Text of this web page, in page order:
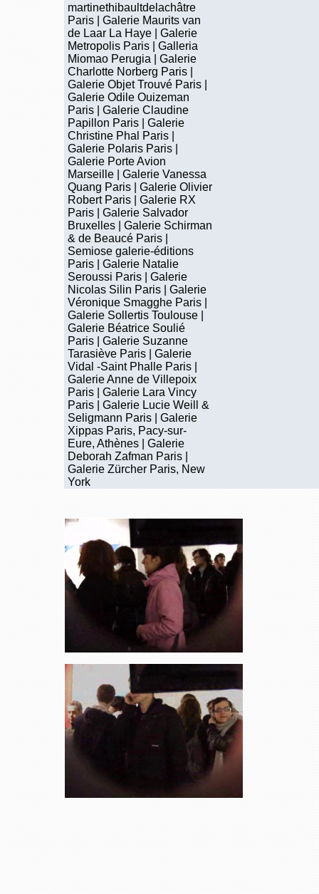
martinethibaultdelachâtre
Paris | Galerie Maurits van
de Laar La Haye | Galerie
Metropolis Paris | Galleria
Miomao Perugia | Galerie
Charlotte Norberg Paris |
Galerie Objet Trouvé Paris |
Galerie Odile Ouizeman
Paris | Galerie Claudine
Papillon Paris | Galerie
Christine Phal Paris |
Galerie Polaris Paris |
Galerie Porte Avion
Marseille | Galerie Vanessa
Quang Paris | Galerie Olivier
Robert Paris | Galerie RX
Paris | Galerie Salvador
Bruxelles | Galerie Schirman
& de Beaucé Paris |
Semiose galerie-éditions
Paris | Galerie Natalie
Seroussi Paris | Galerie
Nicolas Silin Paris | Galerie
Véronique Smagghe Paris |
Galerie Sollertis Toulouse |
Galerie Béatrice Soulié
Paris | Galerie Suzanne
Tarasiève Paris | Galerie
Vidal -Saint Phalle Paris |
Galerie Anne de Villepoix
Paris | Galerie Lara Vincy
Paris | Galerie Lucie Weill &
Seligmann Paris | Galerie
Xippas Paris, Pacy-sur-
Eure, Athènes | Galerie
Deborah Zafman Paris |
Galerie Zürcher Paris, New
York